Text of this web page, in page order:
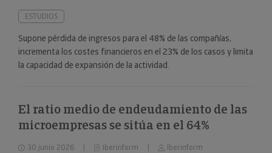
ESTUDIOS
Supone pérdida de ingresos para el 48% de las compañías,
incrementa los costes financieros en el 23% de los casos y limita
la capacidad de expansión de la actividad.
El ratio medio de endeudamiento de las
microempresas se sitúa en el 64%
30 junio 2026 Iberinform Iberinform